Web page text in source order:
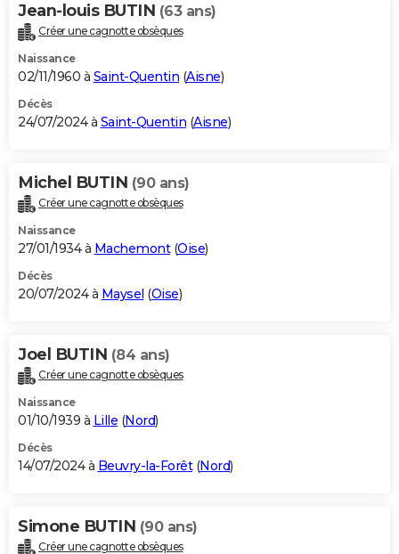
Jean-louis BUTIN (63 ans)
Créer une cagnotte obsèques
Naissance
02/11/1960 à Saint-Quentin (Aisne)
Décès
24/07/2024 à Saint-Quentin (Aisne)
Michel BUTIN (90 ans)
Créer une cagnotte obsèques
Naissance
27/01/1934 à Machemont(Oise)
Décès
20/07/2024 à Maysel (Oise)
Joel BUTIN (84 ans)
Créer une cagnotte obsèques
Naissance
01/10/1939 à Lille (Nord)
Décès
14/07/2024 à Beuvry-la-Forêt(Nord)
Simone BUTIN (90 ans)
Créer une cagnotte obsèques